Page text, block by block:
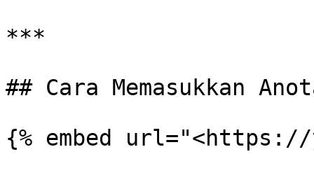
***
## Cara Memasukkan
{% embed url="<https://